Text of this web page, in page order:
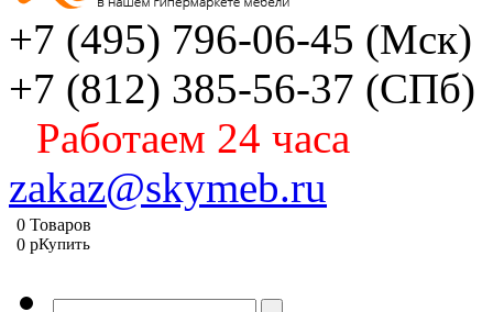
+7 (495) 796-06-45 (Мск)
+7 (812) 385-56-37 (СПб)
Работаем 24 часа
zakaz@skymeb.ru
0 Товаров
0 pКупить